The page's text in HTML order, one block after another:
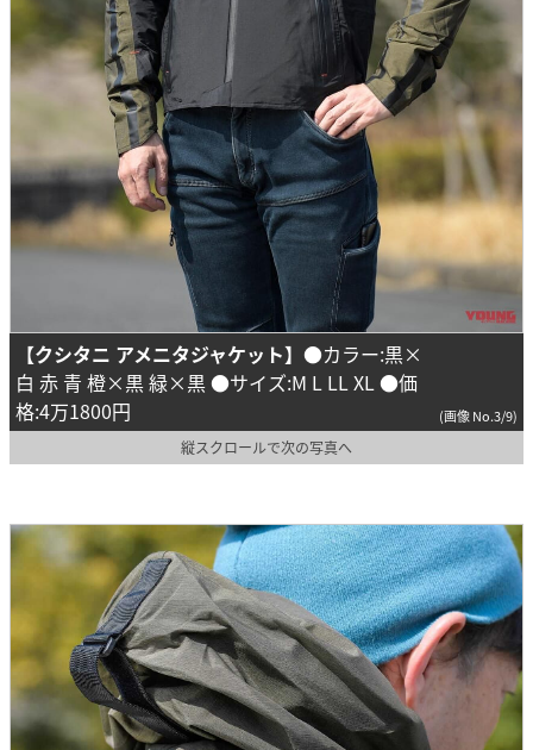
【クシタニ アメニタジャケット】 ●カラー:黒×
白 赤 青 橙×黒 緑×黒 ●サイズ:M L LL XL ●価
格:4万1800円
(画像 No.3/9)
縦スクロールで次の写真へ